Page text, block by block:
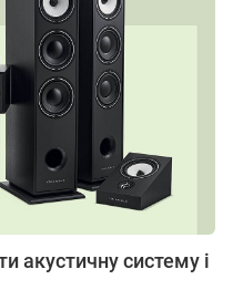
акустичну систему і